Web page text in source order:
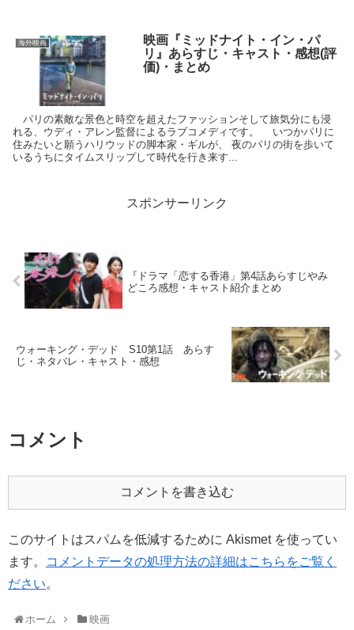
海外映画
映画『ミッドナイト・イン・パ
リ』あらすじ・キャスト・感想(評
価)・まとめ
パリの素敵な景色と時空を超えたファッションそして旅気分にも浸
れる、ウディ・アレン監督によるラブコメディです。 いつかパリに
住みたいと願うハリウッドの脚本家・ギルが、 夜のパリの街を歩いて
いるうちにタイムスリップして時代を行き来す...
スポンサーリンク
『ドラマ「恋する香港」第4話あらすじやみ
どころ感想・キャスト紹介まとめ
ウォーキング・デッド S10第1話 あらす
じ・ネタバレ・キャスト・感想
コメント
コメントを書き込む
このサイトはスパムを低減するために Akismet を使ってい
ます。
コメントデータの処理方法の詳細はこちらをご覧く
ださい。
ホーム 映画